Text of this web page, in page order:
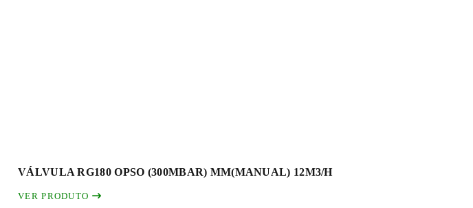
VÁLVULA RG180 OPSO (300MBAR) MM(MANUAL) 12M3/H
VER PRODUTO